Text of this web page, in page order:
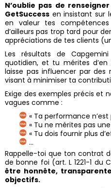
N’oublie pas de
GetSuccess en insistant sur
en valeur tes
d’ailleurs pas trop tard pour
appréciations de tes clients
Les résultats de
quotidien, et tu mérites
laisse pas influencer par des
visant à minimiser ta
Exige des exemples précis et
vagues comme :
« Ta performance n’est
« Tu ne mérites pas
« Tu dois fournir plus
…
Rappelle-toi que ton contrat
de bonne foi (art. L 1221-1 du
être honnête,
objectifs.